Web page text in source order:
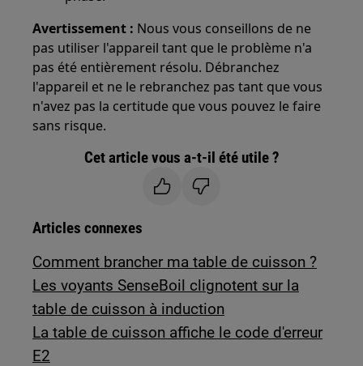
Avertissement : Nous vous conseillons de ne
pas utiliser l'appareil tant que le problème n'a
pas été entièrement résolu. Débranchez
l'appareil et ne le rebranchez pas tant que vous
n'avez pas la certitude que vous pouvez le faire
sans risque.
Cet article vous a-t-il été utile ?
Articles connexes
Comment brancher ma table de cuisson ?
Les voyants SenseBoil clignotent sur la
table de cuisson à induction
La table de cuisson affiche le code d'erreur
E2